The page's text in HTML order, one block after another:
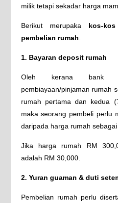
milik tetapi sekadar harga
Berikut merupaka kos-
pembelian rumah:
1. Bayaran deposit rumah
Oleh kerana bank
pembiayaan/pinjaman rumah
rumah pertama dan kedua
maka seorang pembeli perlu
daripada harga rumah sebagai
Jika harga rumah RM
adalah RM 30,000.
2. Yuran guaman & duti
Pembelian rumah perlu